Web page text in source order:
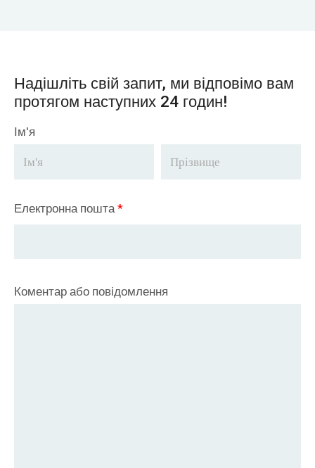
Надішліть свій запит, ми відповімо вам
протягом наступних 24 годин!
Ім'я
Електронна пошта*
Коментар або повідомлення